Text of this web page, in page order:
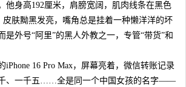
身高192厘米，肩膀宽阔，肌肉线条在黑色
皮肤黝黑发亮，嘴角总是挂着一种懒洋洋的坏
是外号“阿里”的黑人外教之一，专管“带货”和
iPhone 16 Pro Max，屏幕亮着，微信转账记录
、一千五……全是同一个中国女孩的名字——